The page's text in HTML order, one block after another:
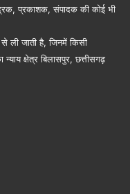
प्रकाशक, संपादक की कोई भी
ली जाती है, जिनमें किसी
क्षेत्र बिलासपुर, छत्तीसगढ़